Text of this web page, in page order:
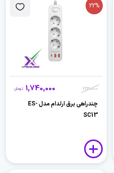
22%
2,230,000
1,740,000 تومان
چندراهی برق ارلدام مدل ES-
SC13